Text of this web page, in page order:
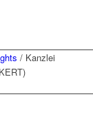
/ Kanzlei